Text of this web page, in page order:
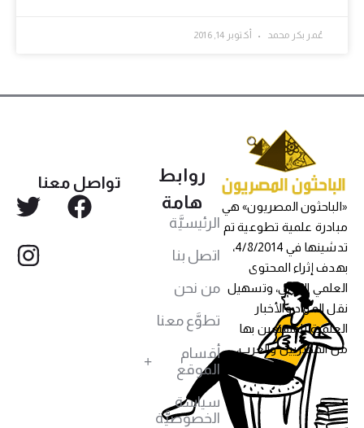
عُمر بكر محمد أكتوبر 14, 2016
«الباحثون المصريون» هي
مبادرة علمية تطوعية تم
تدشينها في 4/8/2014،
بهدف إثراء المحتوى
العلمي العربي، وتسهيل
نقل المواد والأخبار
العلمية للمهتمين بها
من المصريين والعرب،
روابط
هامة
الرئيسيَّة
اتصل بنا
من نحن
تطوَّع معنا
أقسام
الموقع
سياسة
الخصوصيَّة
تواصل معنا